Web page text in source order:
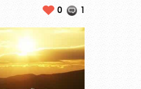
1
0